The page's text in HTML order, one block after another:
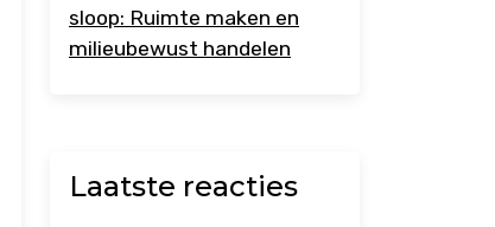
sloop: Ruimte maken en
milieubewust handelen
Laatste reacties